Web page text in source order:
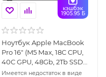
кэшбэк
1905.95 Б
Ноутбук Apple MacBook
Pro 16" (M5 Max, 18C CPU,
40C GPU, 48Gb, 2Tb SSD),
"чёрный космос"
Имеется недостаток в виде